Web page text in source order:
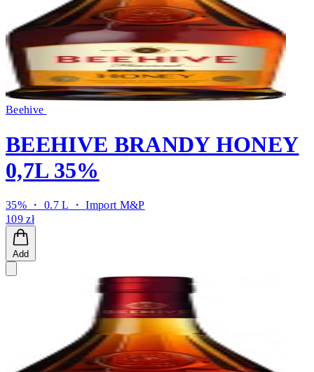
Beehive
BEEHIVE BRANDY HONEY
0,7L 35%
35% ・ 0.7 L ・Import M&P
109 zł
Add